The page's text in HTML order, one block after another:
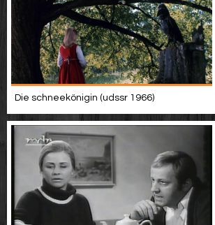
Die schneekönigin (udssr 1966)